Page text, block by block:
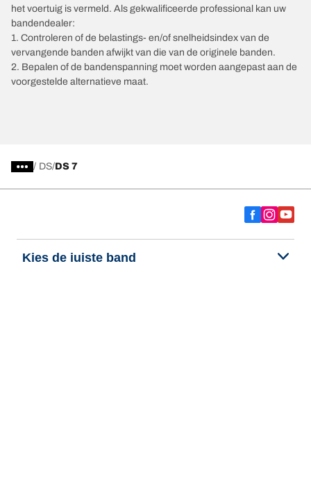
het voertuig is vermeld. Als gekwalificeerde professional kan uw
bandendealer:
1. Controleren of de belastings- en/of snelheidsindex van de
vervangende banden afwijkt van die van de originele banden.
2. Bepalen of de bandenspanning moet worden aangepast aan de
voorgestelde alternatieve maat.
/ DS DS 7
Kies de juiste band